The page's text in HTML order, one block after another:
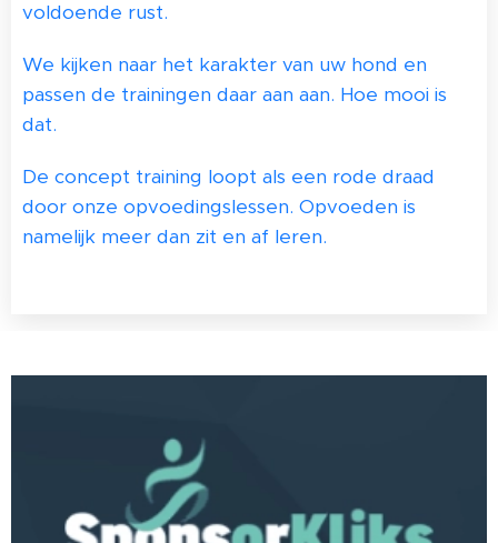
voldoende rust.
We kijken naar het karakter van uw hond en
passen de trainingen daar aan aan. Hoe mooi is
dat.
De concept training loopt als een rode draad
door onze opvoedingslessen. Opvoeden is
namelijk meer dan zit en af leren.